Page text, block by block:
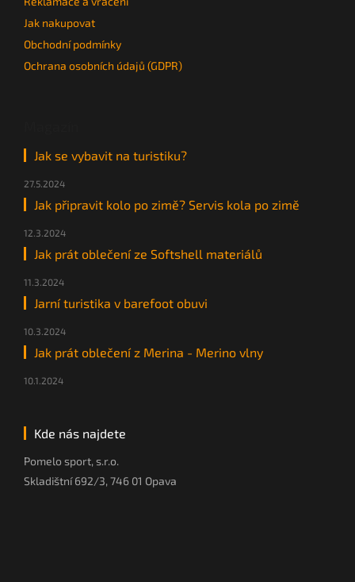
Jak nakupovat
Obchodní podmínky
Ochrana osobních údajů (GDPR)
Jak se vybavit na turistiku?
27.5.2024
Jak připravit kolo po zimě? Servis kola po zimě
12.3.2024
Jak prát oblečení ze Softshell materiálů
11.3.2024
Jarní turistika v barefoot obuvi
10.3.2024
Jak prát oblečení z Merina - Merino vlny
10.1.2024
Kde nás najdete
Pomelo sport, s.r.o.
Skladištní 692/3, 746 01 Opava